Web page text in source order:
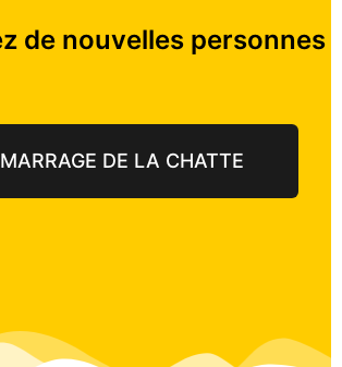
de nouvelles personnes
DE LA CHATTE